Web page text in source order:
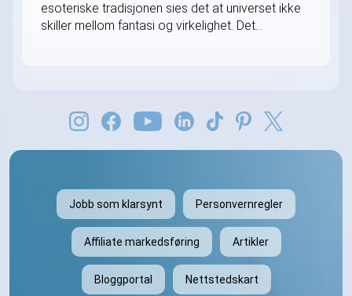
esoteriske tradisjonen sies det at universet ikke
skiller mellom fantasi og virkelighet. Det...
Jobb som klarsynt Personvernregler
Affiliate markedsføring Artikler
Bloggportal Nettstedskart